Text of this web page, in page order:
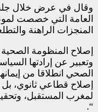
وقال في عرض خلال
العامة التي خصصت
المنجزات الراهنة
إصلاح المنظومة
وتعبير عن إرادتها
الصحي انطلاقا من
إصلاح قطاعي ثانوي،
لمغرب المستقبل،
“.